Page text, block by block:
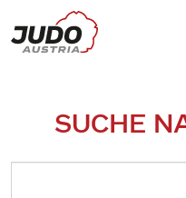
SUCHE